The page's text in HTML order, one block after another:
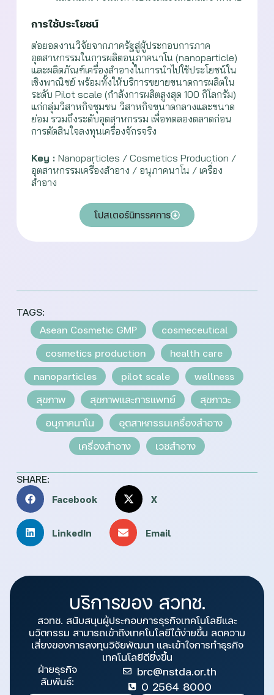
การใช้ประโยชน์
ต่อยอดงานวิจัยจากภาครัฐสู่ผู้ประกอบการภาค
อุตสาหกรรมในการผลิตอนุภาคนาโน (nanoparticle)
และผลิตภัณฑ์เครื่องสำอางในการนำไปใช้ประโยชน์ใน
เชิงพาณิชย์ พร้อมทั้งให้บริการขยายขนาดการผลิตใน
ระดับ Pilot scale (กำลังการผลิตสูงสุด 100 กิโลกรัม)
แก่กลุ่มวิสาหกิจชุมชน วิสาหกิจขนาดกลางและขนาด
ย่อม รวมถึงระดับอุตสาหกรรม เพื่อทดลองตลาดก่อน
การตัดสินใจลงทุนเครื่องจักรจริง
Key : Nanoparticles / Cosmetics Production /
อุตสาหกรรมเครื่องสำอาง / อนุภาคนาโน / เครื่อง
สำอาง
โปสเตอร์นิทรรศการ
TAGS:
Asean Cosmetic GMP
cosmeceutical
cosmetics production
health care
nanoparticles
pilot scale
wellness
สุขภาพ
สุขภาพและการแพทย์
สุขภาวะ
อนุภาคนาโน
อุตสาหกรรมเครื่องสำอาง
เครื่องสำอาง
เวชสำอาง
SHARE:
Facebook X
LinkedIn Email
บริการของ สวทช.
สวทช. สนับสนุนผู้ประกอบการธุรกิจเทคโนโลยีและ
นวัตกรรม สามารถเข้าถึงเทคโนโลยีได้ง่ายขึ้น ลดความ
เสี่ยงของการลงทุนวิจัยพัฒนา และเข้าใจการทำธุรกิจ
เทคโนโลยีดียิ่งขึ้น
ฝ่ายธุรกิจ
สัมพันธ์:
brc@nstda.or.th
0 2564 8000